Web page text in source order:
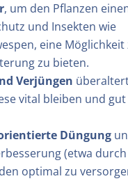
, um den Pflanzen
und Insekten wie
eine Möglichkeit
zu bieten.
Verjüngen
vital bleiben und
Düngung
(etwa
optimal zu